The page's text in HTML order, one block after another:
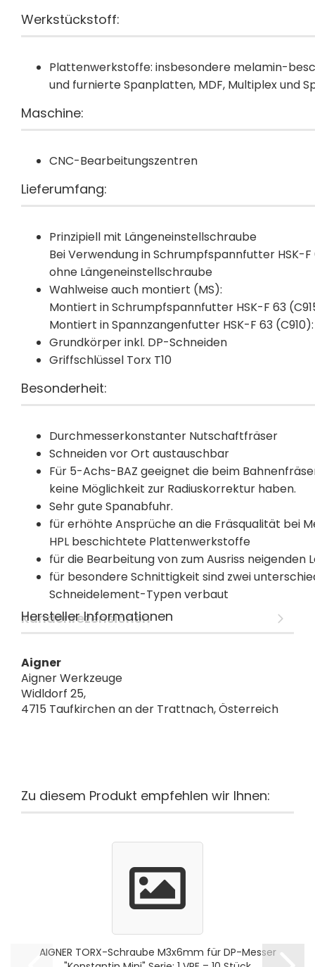
Werkstückstoff:
Plattenwerkstoffe: insbesondere melamin-
und furnierte Spanplatten, MDF, Multiplex und
Maschine:
CNC-Bearbeitungszentren
Lieferumfang:
Prinzipiell mit Längeneinstellschraube
Bei Verwendung in Schrumpfspannfutter HSK-F
ohne Längeneinstellschraube
Wahlweise auch montiert (MS):
Montiert in Schrumpfspannfutter HSK-F 63
Montiert in Spannzangenfutter HSK-F 63
Grundkörper inkl. DP-Schneiden
Griffschlüssel Torx T10
Besonderheit:
Durchmesserkonstanter Nutschaftfräser
Schneiden vor Ort austauschbar
Für 5-Achs-BAZ geeignet die beim
keine Möglichkeit zur Radiuskorrektur haben.
Sehr gute Spanabfuhr.
für erhöhte Ansprüche an die Fräsqualität bei
HPL beschichtete Plattenwerkstoffe
für die Bearbeitung von zum Ausriss neigenden
für besondere Schnittigkeit sind zwei
Schneidelement-Typen verbaut
Kundenrezensionen
Hersteller Informationen
Aigner
Aigner Werkzeuge
Widldorf 25,
4715 Taufkirchen an der Trattnach, Österreich
Zu diesem Produkt empfehlen wir Ihnen:
AIGNER TORX-Schraube M3x6mm für DP-Messer